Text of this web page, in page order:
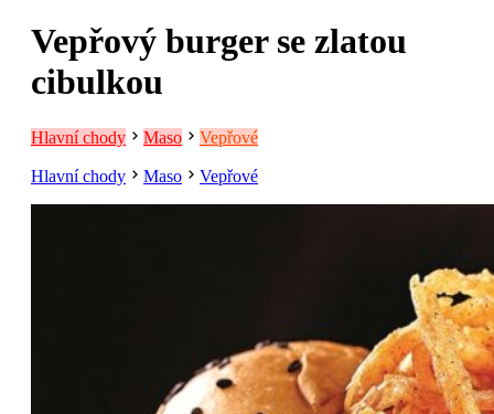
Vepřový burger se zlatou
cibulkou
Hlavní chody Maso Vepřové
Hlavní chody Maso Vepřové